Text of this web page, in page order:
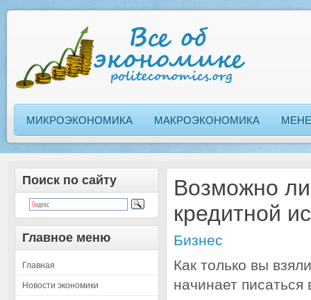
МИКРОЭКОНОМИКА МАКРОЭКОНОМИКА
Поиск по сайту
Главное меню
Главная
Новости экономики
Возможно
кредитной
Бизнес
Как только вы
начинает